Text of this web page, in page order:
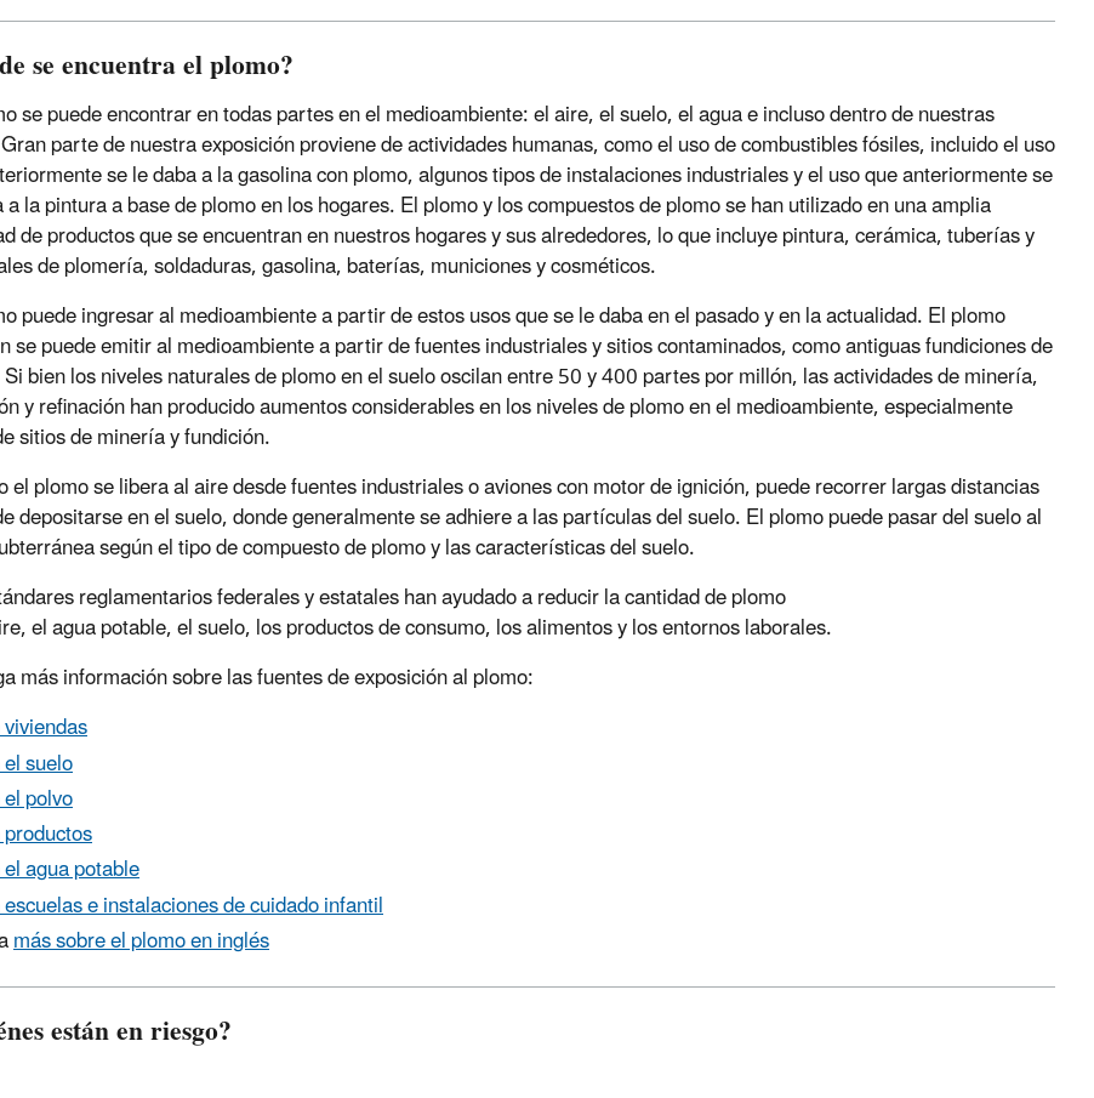
se encuentra el plomo?
se puede encontrar en todas partes en el medioambiente: el aire, el suelo, el agua e incluso dentro de nuestras
parte de nuestra exposición proviene de actividades humanas, como el uso de combustibles fósiles, incluido el uso
se le daba a la gasolina con plomo, algunos tipos de instalaciones industriales y el uso que anteriormente se
a la pintura a base de plomo en los hogares. El plomo y los compuestos de plomo se han utilizado en una amplia
de productos que se encuentran en nuestros hogares y sus alrededores, lo que incluye pintura, cerámica, tuberías y
de plomería, soldaduras, gasolina, baterías, municiones y cosméticos.
puede ingresar al medioambiente a partir de estos usos que se le daba en el pasado y en la actualidad. El plomo
se puede emitir al medioambiente a partir de fuentes industriales y sitios contaminados, como antiguas fundiciones de
bien los niveles naturales de plomo en el suelo oscilan entre 50 y 400 partes por millón, las actividades de minería,
y refinación han producido aumentos considerables en los niveles de plomo en el medioambiente, especialmente
sitios de minería y fundición.
el plomo se libera al aire desde fuentes industriales o aviones con motor de ignición, puede recorrer largas distancias
depositarse en el suelo, donde generalmente se adhiere a las partículas del suelo. El plomo puede pasar del suelo al
según el tipo de compuesto de plomo y las características del suelo.
reglamentarios federales y estatales han ayudado a reducir la cantidad de plomo
el agua potable, el suelo, los productos de consumo, los alimentos y los entornos laborales.
más información sobre las fuentes de exposición al plomo:
suelo
polvo
agua potable
e instalaciones de cuidado infantil
más sobre el plomo en inglés
están en riesgo?